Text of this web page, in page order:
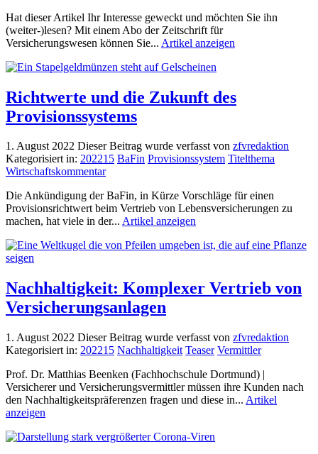
Hat dieser Artikel Ihr Interesse geweckt und möchten Sie ihn
(weiter-)lesen? Mit einem Abo der Zeitschrift für
Versicherungswesen können Sie... Artikel anzeigen
Richtwerte und die Zukunft des
Provisionssystems
1. August 2022 Dieser Beitrag wurde verfasst von zfvredaktion
Kategorisiert in: 202215 BaFin Provisionssystem Titelthema
Wirtschaftskommentar
Die Ankündigung der BaFin, in Kürze Vorschläge für einen
Provisionsrichtwert beim Vertrieb von Lebensversicherungen zu
machen, hat viele in der... Artikel anzeigen
Nachhaltigkeit: Komplexer Vertrieb von
Versicherungsanlagen
1. August 2022 Dieser Beitrag wurde verfasst von zfvredaktion
Kategorisiert in: 202215 Nachhaltigkeit Teaser Vermittler
Prof. Dr. Matthias Beenken (Fachhochschule Dortmund) |
Versicherer und Versicherungsvermittler müssen ihre Kunden nach
den Nachhaltigkeitspräferenzen fragen und diese in... Artikel
anzeigen